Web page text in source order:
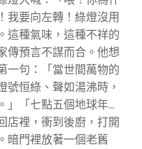
我要向左轉！綠燈沒用
這種氣味，這種不祥的
傳預言不謀而合。他想
一句：「當世間萬物的
號恒綠、聲如湯沸時，
」「七點五個地球年…
店裡，衝到後廚，打開
暗門裡放著一個老舊